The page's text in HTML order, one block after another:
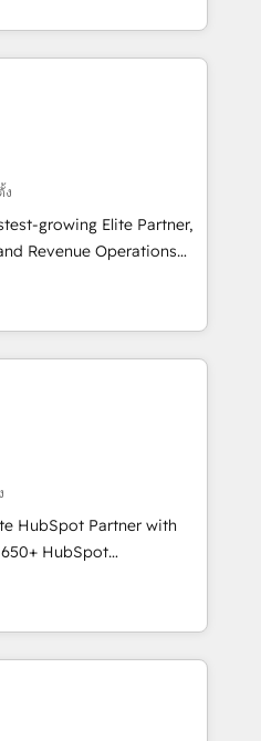
Piel, confiaron en
Te ayudamos a identificar
más impacto te dará.
of successful
market and enterprise
AI to design connected
align people, process,
scalable revenue
RevOps, CRM and data
and strategic marketing,
FLAIR framework
certified consultancy,
and technology to help
ง
growing Elite Partner,
Revenue Operations
we specialize in
Our experts design,
to enhance user
From setup to
deal closures. With 500+
approach ensures your
results. Our
sales, marketing, and
generation to
and eliminating
adapt to your goals.
HubSpot Partner with
HubSpot
the HubSpot platform
your current HubSpot
one.